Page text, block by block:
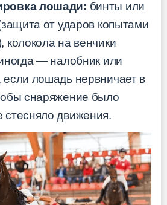
лошади: бинты или
от ударов копытами
колокола на венчики
— налобник или
лошадь нервничает в
снаряжение было
движения.